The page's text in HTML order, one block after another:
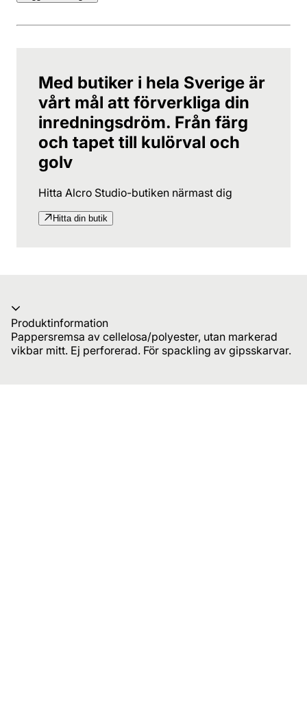
Med butiker i hela Sverige är
vårt mål att förverkliga din
inredningsdröm. Från färg
och tapet till kulörval och
golv
Hitta Alcro Studio-butiken närmast dig
Hitta din butik
Produktinformation
Pappersremsa av cellelosa/polyester, utan markerad
vikbar mitt. Ej perforerad. För spackling av gipsskarvar.